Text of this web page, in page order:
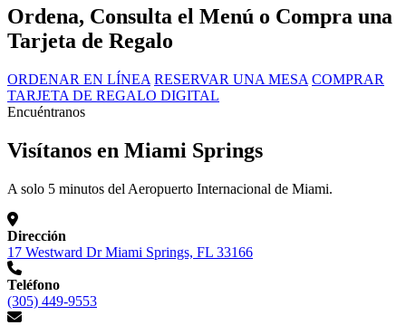
Ordena, Consulta el Menú o Compra una
Tarjeta de Regalo
ORDENAR EN LÍNEA RESERVAR UNA MESA COMPRAR
TARJETA DE REGALO DIGITAL
Encuéntranos
Visítanos en Miami Springs
A solo 5 minutos del Aeropuerto Internacional de Miami.
Dirección
17 Westward Dr Miami Springs, FL 33166
Teléfono
(305) 449-9553